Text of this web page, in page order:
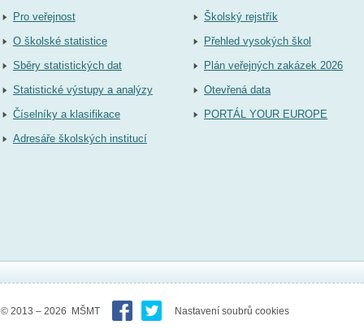
Pro veřejnost
O školské statistice
Sběry statistických dat
Statistické výstupy a analýzy
Číselníky a klasifikace
Adresáře školských institucí
Školský rejstřík
Přehled vysokých škol
Plán veřejných zakázek 2026
Otevřená data
PORTÁL YOUR EUROPE
© 2013 – 2026 MŠMT Nastavení soubrů cookies